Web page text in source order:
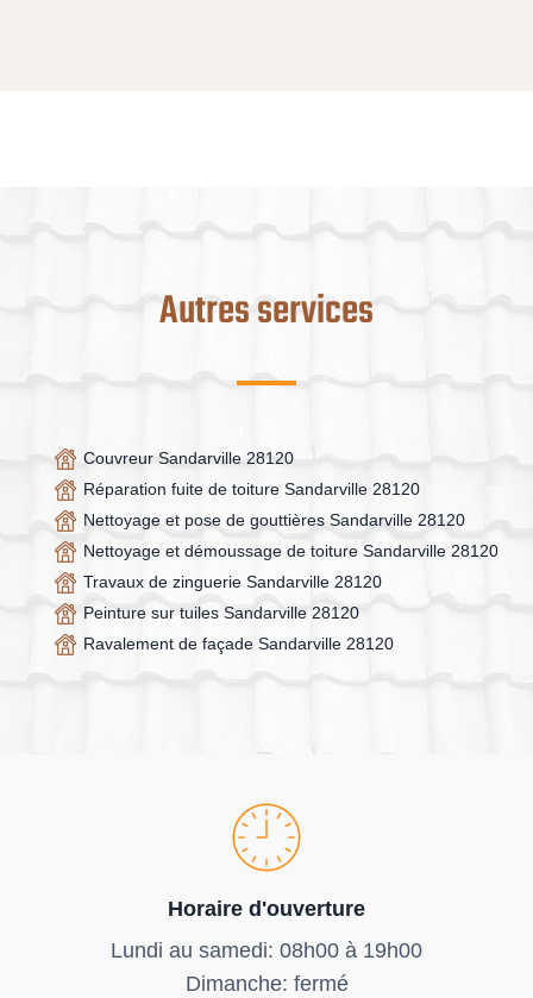
Autres services
Couvreur Sandarville 28120
Réparation fuite de toiture Sandarville 28120
Nettoyage et pose de gouttières Sandarville 28120
Nettoyage et démoussage de toiture Sandarville 28120
Travaux de zinguerie Sandarville 28120
Peinture sur tuiles Sandarville 28120
Ravalement de façade Sandarville 28120
Horaire d'ouverture
Lundi au samedi: 08h00 à 19h00
Dimanche: fermé